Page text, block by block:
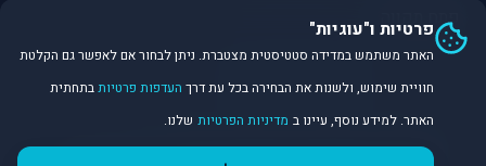
פתח תקווה
©
פרטיות ו"עוגיות"
האתר משתמש במדידה סטטיסטית מצטברת. ניתן לבחור אם לאפשר גם הקלטת
חוויית שימוש, ולשנות את הבחירה בכל עת דרך העדפות פרטיותבתחתית
האתר. למידע נוסף, עיינו ב מדיניות הפרטיות שלנו.